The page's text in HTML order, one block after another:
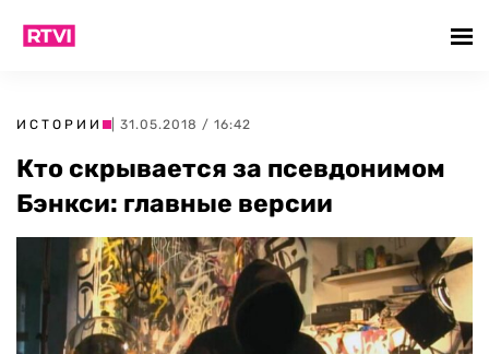
ИСТОРИИ | 31.05.2018 / 16:42
Кто скрывается за псевдонимом
Бэнкси: главные версии